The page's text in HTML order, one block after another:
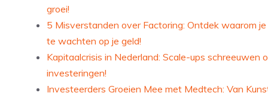
groei!
5 Misverstanden over Factoring: Ontdek waarom
te wachten op je geld!
Kapitaalcrisis in Nederland: Scale-ups schreeuwen
investeringen!
Investeerders Groeien Mee met Medtech: Van